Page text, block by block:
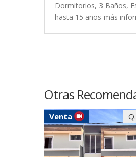
Dormitorios, 3 Baños,
hasta 15 años más
Otras
Venta